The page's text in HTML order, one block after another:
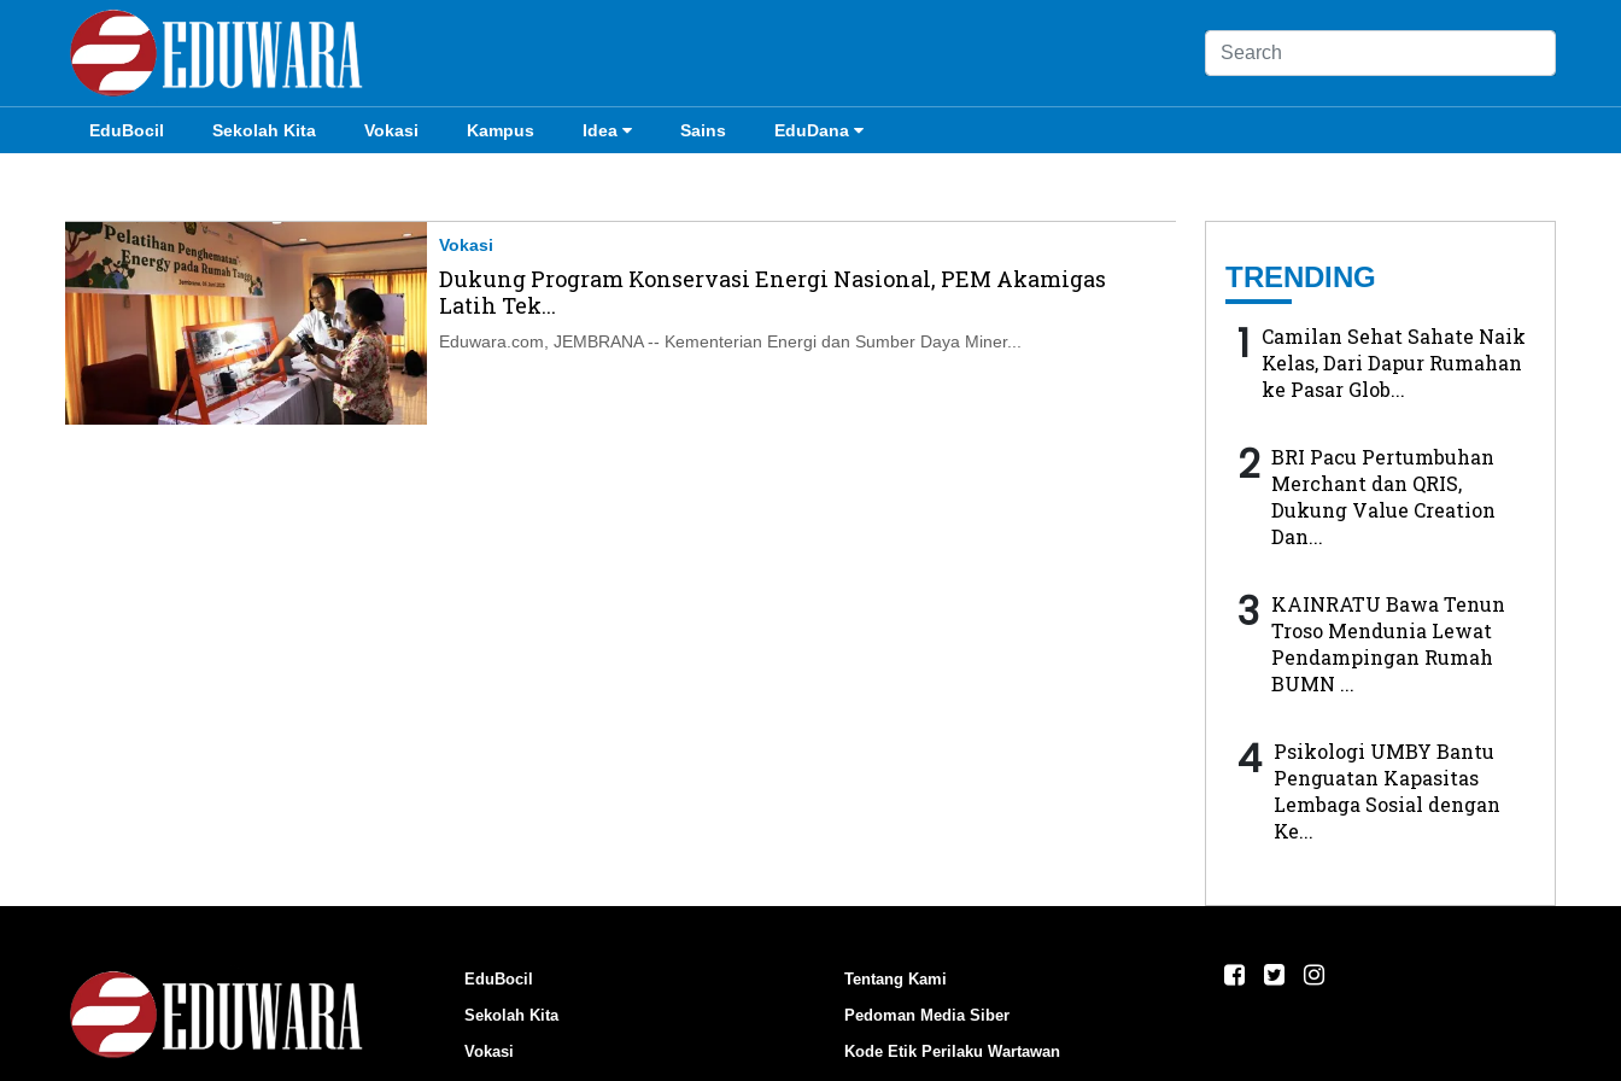
EduBocil Sekolah Kita Vokasi Kampus Idea Sains EduDana
Sekolah Kita
Vokasi
Kampus
Idea
Sains
Vokasi
Dukung Program Konservasi Energi Nasional, PEM Akamigas
Latih Tek...
Eduwara.com, JEMBRANA -- Kementerian Energi dan Sumber Daya Miner...
TRENDING
1 Camilan Sehat Sahate Naik
Kelas, Dari Dapur Rumahan
ke Pasar Glob...
2 BRI Pacu Pertumbuhan
Merchant dan QRIS,
Dukung Value Creation
Dan...
3 KAINRATU Bawa Tenun
Troso Mendunia Lewat
Pendampingan Rumah
BUMN ...
4 Psikologi UMBY Bantu
Penguatan Kapasitas
Lembaga Sosial dengan
Ke...
EduBocil
Sekolah Kita
Vokasi
Tentang Kami
Pedoman Media Siber
Kode Etik Perilaku Wartawan